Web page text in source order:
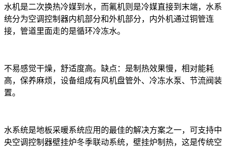
水机是二次换热冷媒到水，而氟机则是冷媒直接到末端，水系
统分为空调控制器内机部分和外机部分，内外机通过铜管连
接，管道里面走的是循环冷冻水。
不易感觉干燥，舒适度高。缺点：是制热效果慢，相对能耗
高，保养麻烦，设备组成有风机盘管外、冷冻水泵、节流阀装
置。
水系统是地板采暖系统应用的最佳的解决方案之一，可支持中
央空调控制器壁挂炉冬季联动系统，壁挂炉制热，这是传统空